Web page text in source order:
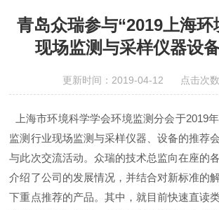
青岛众瑞参与“2019上海
现场监测与采样仪器设
更新时间：2019-04-12 点击次
上海市环境科学学会环境监测分会于2019年
监测行业现场监测与采样仪器、设备的推荐
与此次交流活动。众瑞的技术总监向在座的
介绍了公司的发展情况，并结合对新标准的
下重点推荐的产品。其中，就目前快速直读